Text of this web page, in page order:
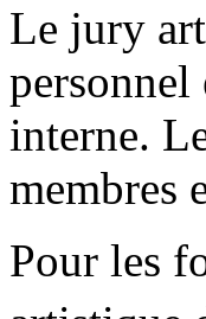
Le jury
personnel
interne.
membres
Pour les